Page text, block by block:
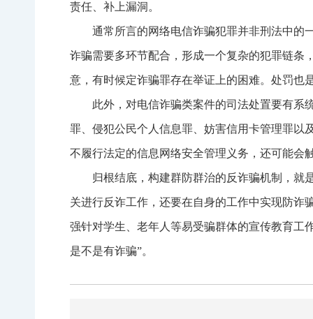
责任、补上漏洞。
通常所言的网络电信诈骗犯罪并非刑法中的
诈骗需要多环节配合，形成一个复杂的犯罪链条
意，有时候定诈骗罪存在举证上的困难。处罚也
此外，对电信诈骗类案件的司法处置要有系
罪、侵犯公民个人信息罪、妨害信用卡管理罪以
不履行法定的信息网络安全管理义务，还可能会
归根结底，构建群防群治的反诈骗机制，就
关进行反诈工作，还要在自身的工作中实现防诈
强针对学生、老年人等易受骗群体的宣传教育工
是不是有诈骗”。